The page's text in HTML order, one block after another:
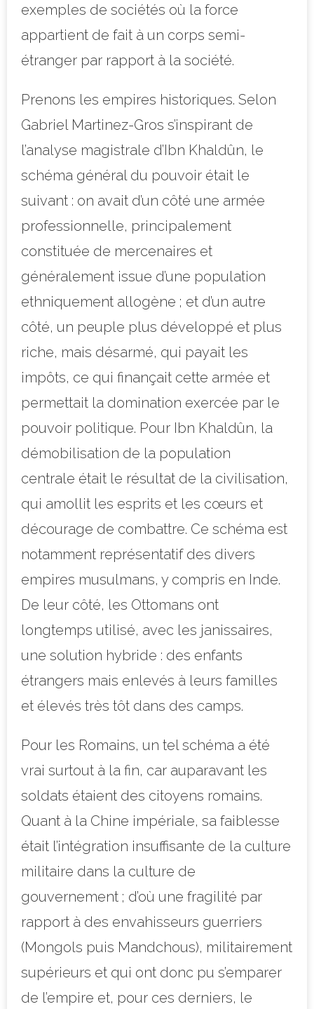
exemples de sociétés où la force
appartient de fait à un corps semi-
étranger par rapport à la société.
Prenons les empires historiques. Selon
Gabriel Martinez-Gros s’inspirant de
l’analyse magistrale d’Ibn Khaldûn, le
schéma général du pouvoir était le
suivant : on avait d’un côté une armée
professionnelle, principalement
constituée de mercenaires et
généralement issue d’une population
ethniquement allogène ; et d’un autre
côté, un peuple plus développé et plus
riche, mais désarmé, qui payait les
impôts, ce qui finançait cette armée et
permettait la domination exercée par le
pouvoir politique. Pour Ibn Khaldûn, la
démobilisation de la population
centrale était le résultat de la civilisation,
qui amollit les esprits et les cœurs et
décourage de combattre. Ce schéma est
notamment représentatif des divers
empires musulmans, y compris en Inde.
De leur côté, les Ottomans ont
longtemps utilisé, avec les janissaires,
une solution hybride : des enfants
étrangers mais enlevés à leurs familles
et élevés très tôt dans des camps.
Pour les Romains, un tel schéma a été
vrai surtout à la fin, car auparavant les
soldats étaient des citoyens romains.
Quant à la Chine impériale, sa faiblesse
était l’intégration insuffisante de la culture
militaire dans la culture de
gouvernement ; d’où une fragilité par
rapport à des envahisseurs guerriers
(Mongols puis Mandchous), militairement
supérieurs et qui ont donc pu s’emparer
de l’empire et, pour ces derniers, le